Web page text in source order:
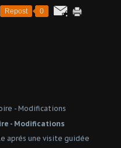
Repost 0
- Modifications